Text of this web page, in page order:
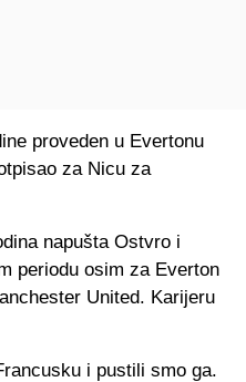
proveden u Evertonu
za Nicu za
napušta Ostvro i
periodu osim za Everton
United. Karijeru
i pustili smo ga.